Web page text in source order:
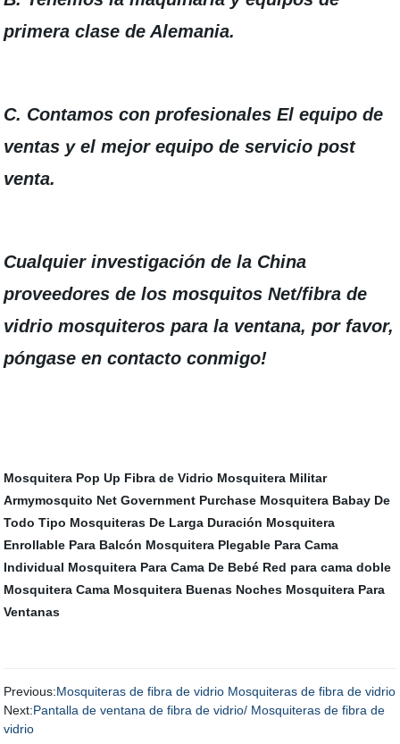
primera clase de Alemania.
C. Contamos con profesionales El equipo de
ventas y el mejor equipo de servicio post
venta.
Cualquier investigación de la China
proveedores de los mosquitos Net/fibra de
vidrio mosquiteros para la ventana, por favor,
póngase en contacto conmigo!
Mosquitera Pop Up Fibra de Vidrio Mosquitera Militar
Armymosquito Net Government Purchase Mosquitera Babay De
Todo Tipo Mosquiteras De Larga Duración Mosquitera
Enrollable Para Balcón Mosquitera Plegable Para Cama
Individual Mosquitera Para Cama De Bebé Red para cama doble
Mosquitera Cama Mosquitera Buenas Noches Mosquitera Para
Ventanas
Previous:Mosquiteras de fibra de vidrio Mosquiteras de fibra de vidrio
Next:Pantalla de ventana de fibra de vidrio/ Mosquiteras de fibra de
vidrio